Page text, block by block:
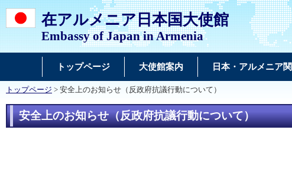
在アルメニア日本国大使館
Embassy of Japan in Armenia
トップページ 大使館案内 日本・アルメニア
トップページ > 安全上のお知らせ（反政府抗議行動について）
安全上のお知らせ（反政府抗議行動について）